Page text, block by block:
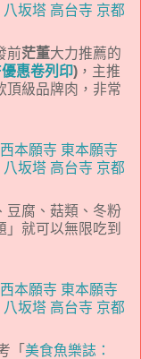
前茫董大力推薦的
惠卷列印) ，主推
頂級品牌肉，非常
豆腐、菇類、冬粉
就可以無限吃到
「 美食魚樂誌：